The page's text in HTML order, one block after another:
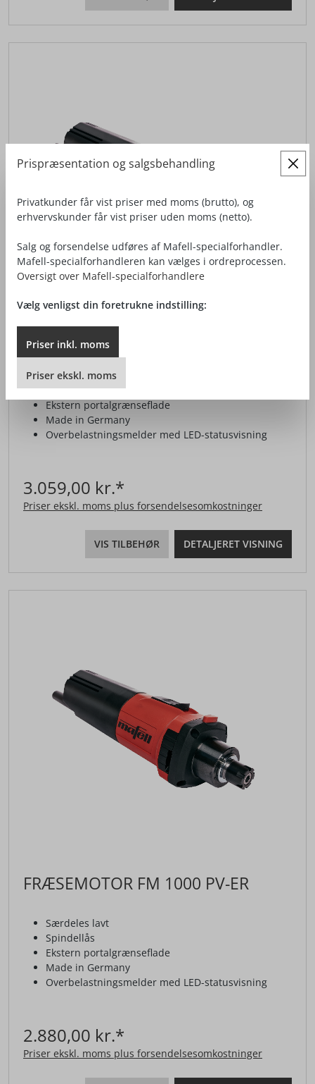
FRÆSEMOTOR FM 1000 NC-ER
Særdeles lavt
Spindellås
Ekstern portalgrænseflade
Made in Germany
Overbelastningsmelder med LED-statusvisning
3.059,00 kr.*
Priser ekskl. moms plus forsendelsesomkostninger
VIS TILBEHØR DETALJERET VISNING
FRÆSEMOTOR FM 1000 PV-ER
Særdeles lavt
Spindellås
Ekstern portalgrænseflade
Made in Germany
Overbelastningsmelder med LED-statusvisning
2.880,00 kr.*
Priser ekskl. moms plus forsendelsesomkostninger
Prispræsentation og salgsbehandling
Privatkunder får vist priser med moms (brutto), og
erhvervskunder får vist priser uden moms (netto).
Salg og forsendelse udføres af Mafell-specialforhandler.
Mafell-specialforhandleren kan vælges i ordreprocessen.
Oversigt over Mafell-specialforhandlere
Vælg venligst din foretrukne indstilling:
Priser inkl. moms
Priser ekskl. moms